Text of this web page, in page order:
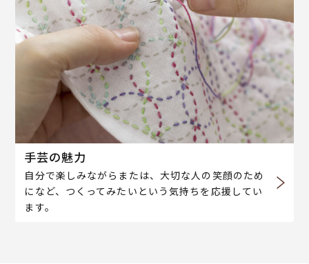
手芸の魅力
自分で楽しみながらまたは、大切な人の笑顔のため
になど、つくってみたいという気持ちを応援してい
ます。